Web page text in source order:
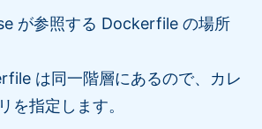
が参照する Dockerfile の場所
は同一階層にあるので、カレ
を指定します。